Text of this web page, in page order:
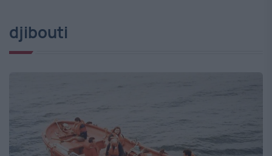
-
Evenimentul
djibouti